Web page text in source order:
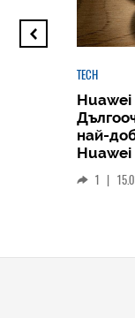
TECH
Huawei
най-
1 |